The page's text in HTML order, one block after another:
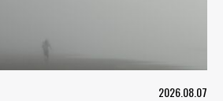
2026.08.07